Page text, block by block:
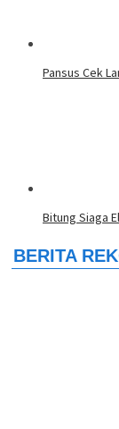
Pansus Cek
Bitung Siaga